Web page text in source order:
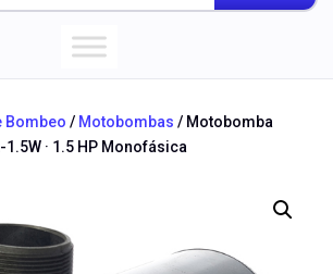
Bombeo / Motobombas / Motobomba
· 1.5 HP Monofásica